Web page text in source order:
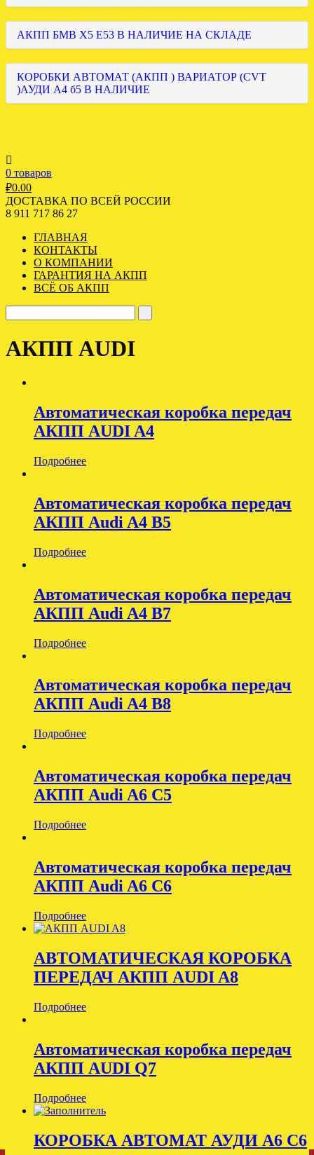
АКПП БМВ Х5 Е53 В НАЛИЧИЕ НА СКЛАДЕ
КОРОБКИ АВТОМАТ (АКПП ) ВАРИАТОР (CVT
)АУДИ А4 б5 В НАЛИЧИЕ
0 товаров
₽0.00
ДОСТАВКА ПО ВСЕЙ РОССИИ
8 911 717 86 27
ГЛАВНАЯ
КОНТАКТЫ
О КОМПАНИИ
ГАРАНТИЯ НА АКПП
ВСЁ ОБ АКПП
АКПП AUDI
Автоматическая коробка передач
АКПП AUDI A4
Подробнее
Автоматическая коробка передач
АКПП Audi A4 B5
Подробнее
Автоматическая коробка передач
АКПП Audi A4 B7
Подробнее
Автоматическая коробка передач
АКПП Audi A4 B8
Подробнее
Автоматическая коробка передач
АКПП Audi A6 C5
Подробнее
Автоматическая коробка передач
АКПП Audi A6 C6
Подробнее
АВТОМАТИЧЕСКАЯ КОРОБКА
ПЕРЕДАЧ АКПП AUDI A8
Подробнее
Автоматическая коробка передач
АКПП AUDI Q7
Подробнее
КОРОБКА АВТОМАТ АУДИ А6 С6